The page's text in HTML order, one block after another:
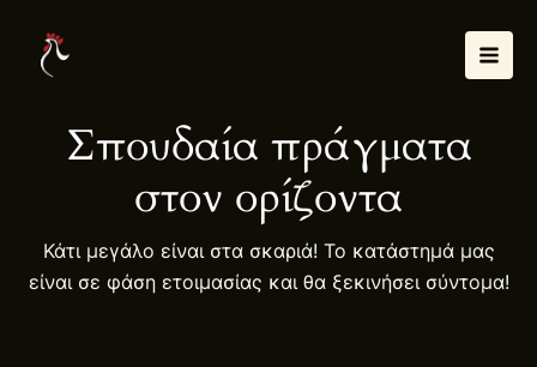
περιεχόμενο
Σπουδαία πράγματα
στον ορίζοντα
Κάτι μεγάλο είναι στα σκαριά! Το κατάστημά μας
είναι σε φάση ετοιμασίας και θα ξεκινήσει σύντομα!